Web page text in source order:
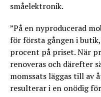
småelektronik.
”På en nyproducerad
för första gången i
procent på priset. När
renoveras och därefter
momssats läggas till av
resulterar i en onödig